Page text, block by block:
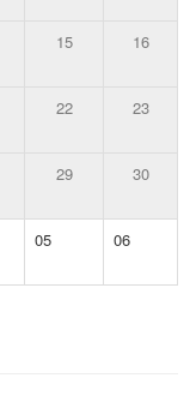
15 16
22 23
29 30
05 06